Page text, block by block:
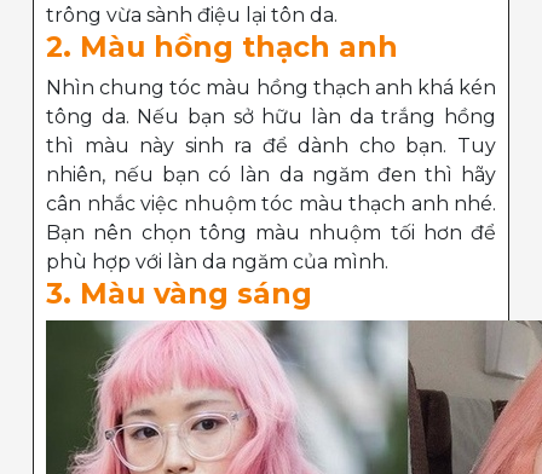
trông vừa sành điệu lại tôn da.
2. Màu hồng thạch anh
Nhìn chung tóc màu hồng thạch anh khá kén
tông da. Nếu bạn sở hữu làn da trắng hồng
thì màu này sinh ra để dành cho bạn. Tuy
nhiên, nếu bạn có làn da ngăm đen thì hãy
cân nhắc việc nhuộm tóc màu thạch anh nhé.
Bạn nên chọn tông màu nhuộm tối hơn để
phù hợp với làn da ngăm của mình.
3. Màu vàng sáng